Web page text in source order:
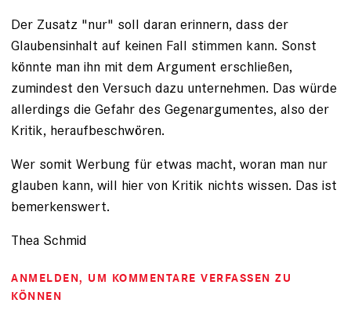
Der Zusatz "nur" soll daran erinnern, dass der
Glaubensinhalt auf keinen Fall stimmen kann. Sonst
könnte man ihn mit dem Argument erschließen,
zumindest den Versuch dazu unternehmen. Das würde
allerdings die Gefahr des Gegenargumentes, also der
Kritik, heraufbeschwören.
Wer somit Werbung für etwas macht, woran man nur
glauben kann, will hier von Kritik nichts wissen. Das ist
bemerkenswert.
Thea Schmid
ANMELDEN, UM KOMMENTARE VERFASSEN ZU
KÖNNEN